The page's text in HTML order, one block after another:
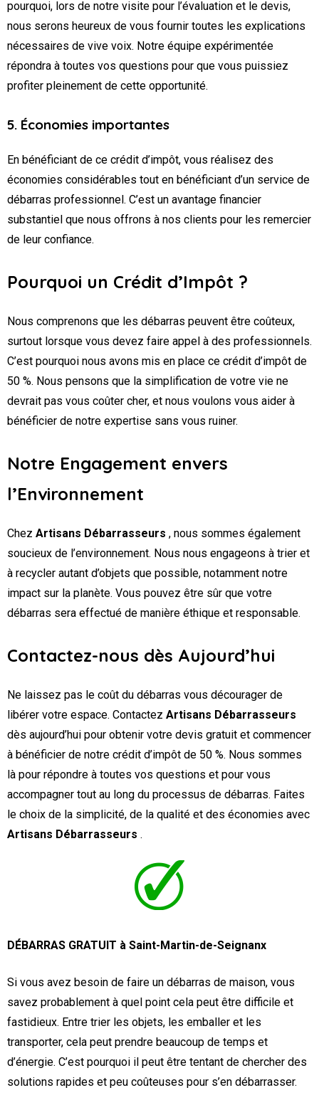
pourquoi, lors de notre visite pour l’évaluation et le devis,
nous serons heureux de vous fournir toutes les explications
nécessaires de vive voix. Notre équipe expérimentée
répondra à toutes vos questions pour que vous puissiez
profiter pleinement de cette opportunité.
5. Économies importantes
En bénéficiant de ce crédit d’impôt, vous réalisez des
économies considérables tout en bénéficiant d’un service de
débarras professionnel. C’est un avantage financier
substantiel que nous offrons à nos clients pour les remercier
de leur confiance.
Pourquoi un Crédit d’Impôt ?
Nous comprenons que les débarras peuvent être coûteux,
surtout lorsque vous devez faire appel à des professionnels.
C’est pourquoi nous avons mis en place ce crédit d’impôt de
50 %. Nous pensons que la simplification de votre vie ne
devrait pas vous coûter cher, et nous voulons vous aider à
bénéficier de notre expertise sans vous ruiner.
Notre Engagement envers
l’Environnement
Chez Artisans Débarrasseurs , nous sommes également
soucieux de l’environnement. Nous nous engageons à trier et
à recycler autant d’objets que possible, notamment notre
impact sur la planète. Vous pouvez être sûr que votre
débarras sera effectué de manière éthique et responsable.
Contactez-nous dès Aujourd’hui
Ne laissez pas le coût du débarras vous décourager de
libérer votre espace. Contactez Artisans Débarrasseurs
dès aujourd’hui pour obtenir votre devis gratuit et commencer
à bénéficier de notre crédit d’impôt de 50 %. Nous sommes
là pour répondre à toutes vos questions et pour vous
accompagner tout au long du processus de débarras. Faites
le choix de la simplicité, de la qualité et des économies avec
Artisans Débarrasseurs .
DÉBARRAS GRATUIT à Saint-Martin-de-Seignanx
Si vous avez besoin de faire un débarras de maison, vous
savez probablement à quel point cela peut être difficile et
fastidieux. Entre trier les objets, les emballer et les
transporter, cela peut prendre beaucoup de temps et
d’énergie. C’est pourquoi il peut être tentant de chercher des
solutions rapides et peu coûteuses pour s’en débarrasser.